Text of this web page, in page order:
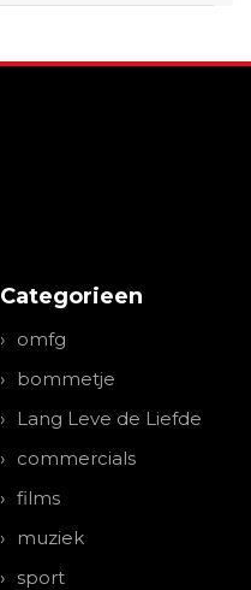
Categorieen
omfg
bommetje
Lang Leve de Liefde
commercials
films
muziek
sport